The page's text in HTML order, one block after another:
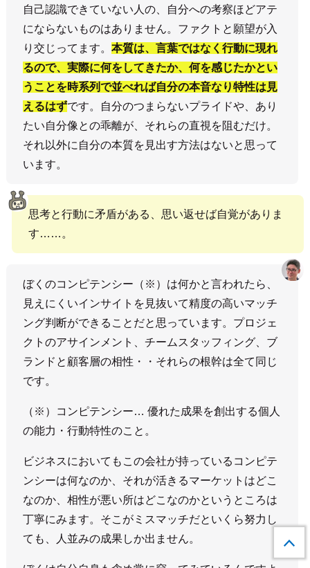
自己認識できていない人の、自分への考察ほどアテ
にならないものはありません。ファクトと願望が入
り交じってます。 本質は、言葉ではなく行動に現れ
るので、実際に何をしてきたか、何を感じたかとい
うことを時系列で並べれば自分の本音なり特性は見
えるはずです。自分のつまらないプライドや、あり
たい自分像との乖離が、それらの直視を阻むだけ。
それ以外に自分の本質を見出す方法はないと思って
います。
思考と行動に矛盾がある、思い返せば自覚がありま
す……。
ぼくのコンピテンシー（※）は何かと言われたら、
見えにくいインサイトを見抜いて精度の高いマッチ
ング判断ができることだと思っています。プロジェ
クトのアサインメント、チームスタッフィング、ブ
ランドと顧客層の相性・・それらの根幹は全て同じ
です。
（※）コンピテンシー… 優れた成果を創出する個人
の能力・行動特性のこと。
ビジネスにおいてもこの会社が持っているコンピテ
ンシーは何なのか、それが活きるマーケットはどこ
なのか、相性が悪い所はどこなのかというところは
丁寧にみます。そこがミスマッチだといくら努力し
ても、人並みの成果しか出ません。